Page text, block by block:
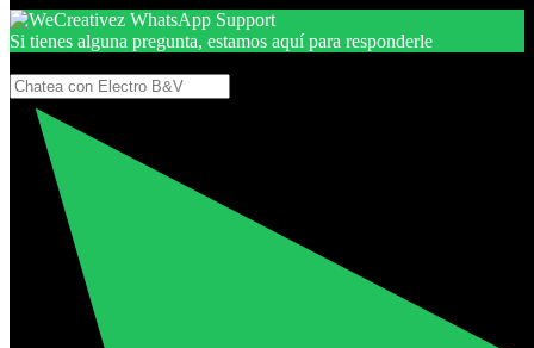
Si tienes alguna pregunta, estamos aquí para responderle